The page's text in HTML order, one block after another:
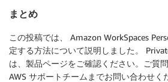
まとめ
この投稿では、 Amazon WorkSpaces
定する方法について説明しました。
は、製品ページをご確認ください。ご質
AWS サポートチームまでお問い合わせく